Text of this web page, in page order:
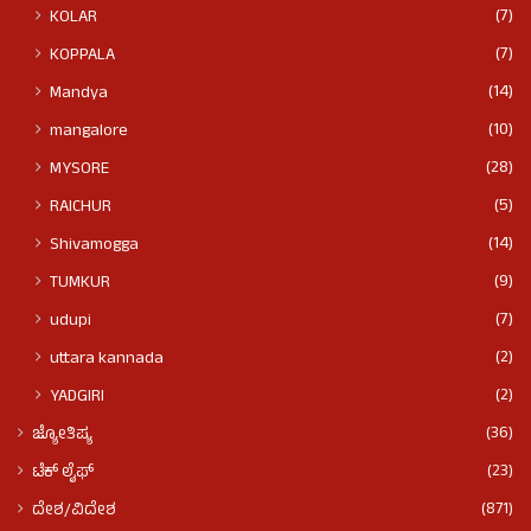
KOLAR
(7)
KOPPALA
(7)
Mandya
(14)
mangalore
(10)
MYSORE
(28)
RAICHUR
(5)
Shivamogga
(14)
TUMKUR
(9)
udupi
(7)
uttara kannada
(2)
YADGIRI
(2)
ಜ್ಯೋತಿಷ್ಯ
(36)
ಟೆಕ್ ಲೈಫ್
(23)
ದೇಶ/ವಿದೇಶ
(871)